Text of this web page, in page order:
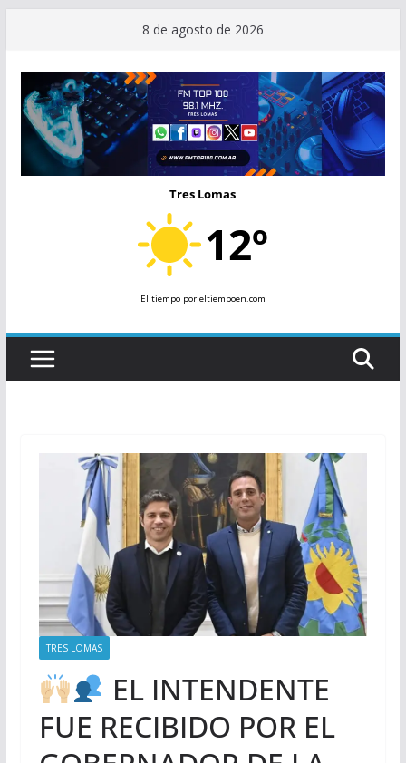
contenido
8 de agosto de 2026
Tres Lomas
12º
El tiempopor eltiempoen.com
TRES LOMAS
EL INTENDENTE
FUE RECIBIDO POR EL